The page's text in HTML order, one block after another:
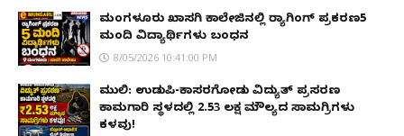
ಮಂಗಳೂರು ಖಾಸಗಿ ಕಾಲೇಜಿನಲ್ಲಿ ರ‌್ಯಾಗಿಂಗ್ ಪ್ರಕರಣ5
ಮಂದಿ ವಿದ್ಯಾರ್ಥಿಗಳು ಬಂಧನ
8/05/2026 10:41:00 PM
ಮುಲ್ಕಿ: ಉಡುಪಿ-ಕಾಸರಗೋಡು ವಿದ್ಯುತ್ ಪ್ರಸರಣ
ಕಾಮಗಾರಿ ಸ್ಥಳದಲ್ಲಿ ₹2.53 ಲಕ್ಷ ಮೌಲ್ಯದ ಸಾಮಗ್ರಿಗಳು
ಕಳವು!